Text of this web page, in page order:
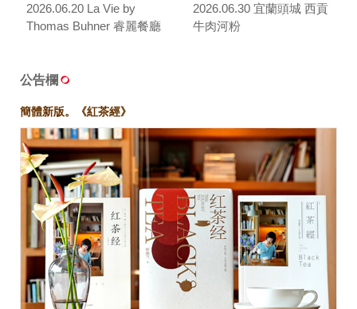
2026.06.20 La Vie by
Thomas Buhner 睿麗餐廳
2026.06.30 宜蘭頭城 西貢
牛肉河粉
公告欄
簡體新版。《紅茶經》